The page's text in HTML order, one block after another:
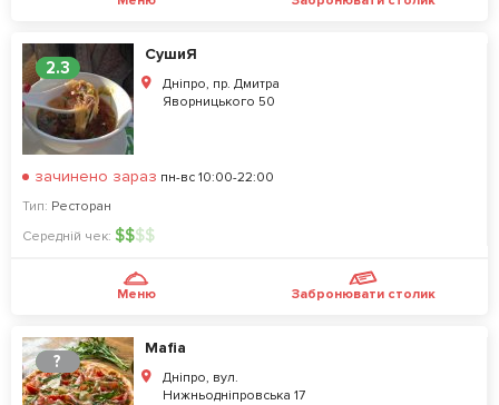
2.3
СушиЯ
Дніпро, пр. Дмитра
Яворницького 50
зачинено зараз пн-вс 10:00-22:00
Тип: Ресторан
Середній чек: $$$$
Меню Забронювати столик
?
Mafia
Дніпро, вул.
Нижньодніпровська 17